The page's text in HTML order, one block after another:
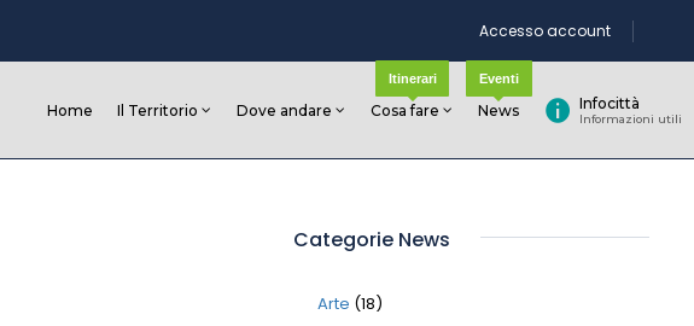
Accesso account
Home Il Territorio Dove andare Cosa fare
Itinerari
News
Eventi
Infocittà
Informazioni utili
Categorie News
Arte (18)